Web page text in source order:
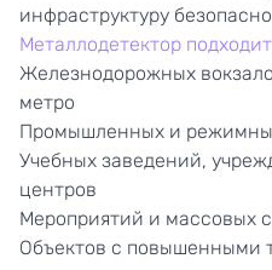
инфраструктуру
Металлодетектор
Железнодорожных
метро
Промышленных и
Учебных заведений,
центров
Мероприятий и массовых
Объектов с повышенными